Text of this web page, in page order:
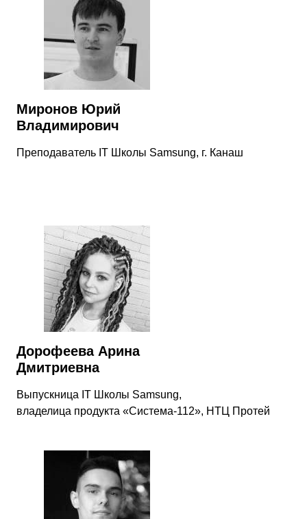
Миронов Юрий
Владимирович
Преподаватель IT Школы Samsung, г. Канаш
Дорофеева Арина
Дмитриевна
Выпускница IT Школы Samsung,
владелица продукта «Система-112‎»‎, НТЦ Протей